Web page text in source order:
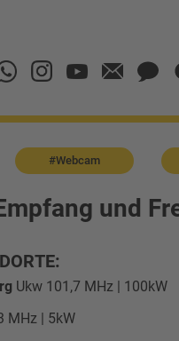
#Webcam
und
Ukw 101,7 MHz | 100kW
MHz | 5kW